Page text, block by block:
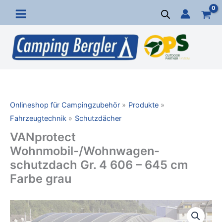
Inhalt
springen
Onlineshop für Campingzubehör
Produkte
Fahrzeugtechnik
Schutzdächer
VANprotect
Wohnmobil-/Wohnwagen-
schutzdach Gr. 4 606 – 645 cm
Farbe grau
VANprotect
Wohnmobil-/Wohnwagen-